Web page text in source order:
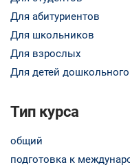
Для абитуриентов
Для школьников
Для взрослых
Для детей
Тип курса
общий
подготовка к